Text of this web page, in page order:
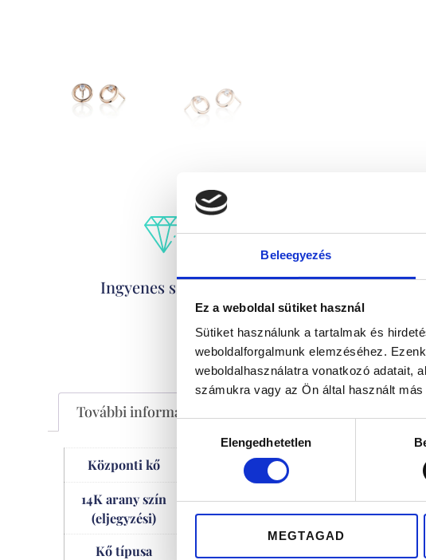
Beleegyezés
Ez a weboldal sütiket használ
Sütiket használunk a tartalmak és
weboldalforgalmunk elemzéséhez.
weboldalhasználatra vonatkozó adatait,
számukra vagy az Ön által használt
kiválasztásaElengedhetetlen
MEGTAGAD
Ingyenes szállítás Kizárólag hazai
További információk
Központi kő
1,80 mm
14K arany szín
(eljegyzési)
rose gold
Kő típusa